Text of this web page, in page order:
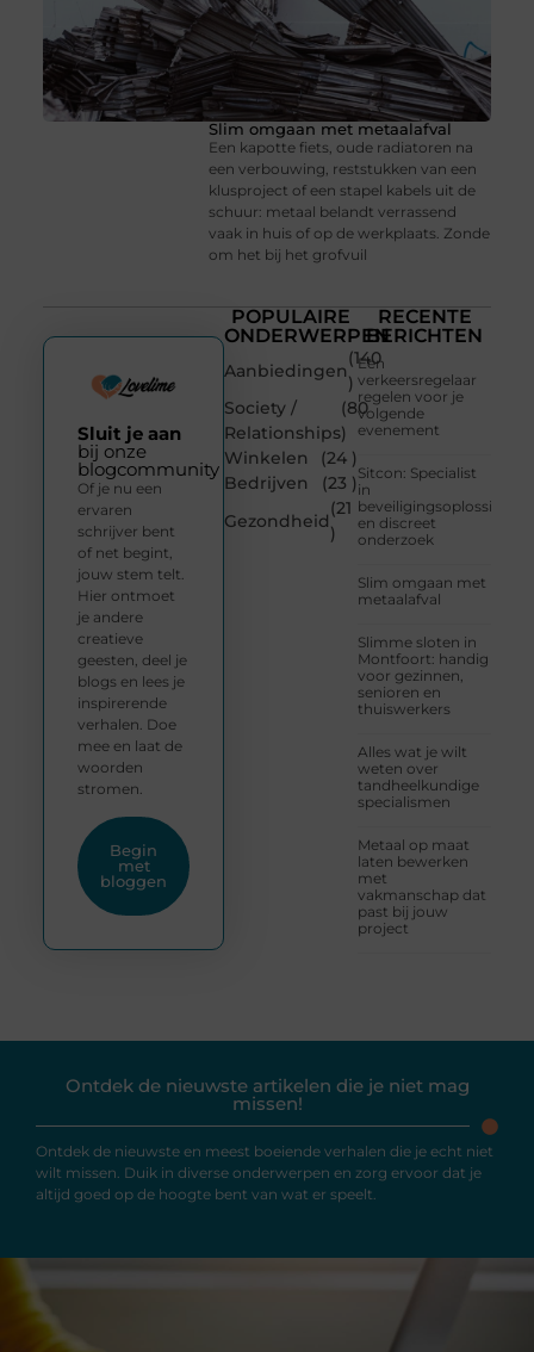
Slim omgaan met metaalafval
Een kapotte fiets, oude radiatoren na
een verbouwing, reststukken van een
klusproject of een stapel kabels uit de
schuur: metaal belandt verrassend
vaak in huis of op de werkplaats. Zonde
om het bij het grofvuil
POPULAIRE
ONDERWERPEN
Aanbiedingen
(140
)
Society /
Relationships
(80
)
Winkelen
(24 )
Bedrijven
(23 )
Gezondheid
(21
)
RECENTE
BERICHTEN
Een
verkeersregelaar
regelen voor je
volgende
evenement
Sitcon: Specialist
in
beveiligingsoplossingen
en discreet
onderzoek
Slim omgaan met
metaalafval
Slimme sloten in
Montfoort: handig
voor gezinnen,
senioren en
thuiswerkers
Alles wat je wilt
weten over
tandheelkundige
specialismen
Metaal op maat
laten bewerken
met
vakmanschap dat
past bij jouw
project
Sluit je aan
bij onze
blogcommunity
Of je nu een
ervaren
schrijver bent
of net begint,
jouw stem telt.
Hier ontmoet
je andere
creatieve
geesten, deel je
blogs en lees je
inspirerende
verhalen. Doe
mee en laat de
woorden
stromen.
Begin
met
bloggen
Ontdek de nieuwste artikelen die je niet mag
missen!
Ontdek de nieuwste en meest boeiende verhalen die je echt niet
wilt missen. Duik in diverse onderwerpen en zorg ervoor dat je
altijd goed op de hoogte bent van wat er speelt.